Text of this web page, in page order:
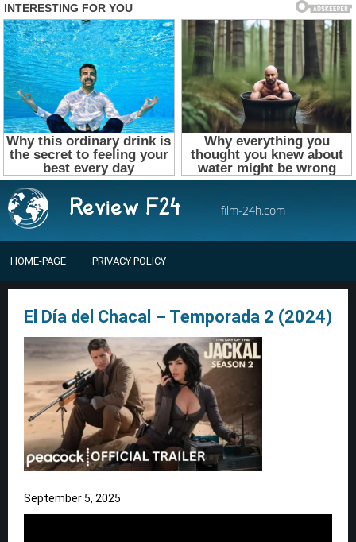
film-24h.com
HOME-PAGE PRIVACY POLICY
El Día del Chacal – Temporada 2 (2024)
September 5, 2025